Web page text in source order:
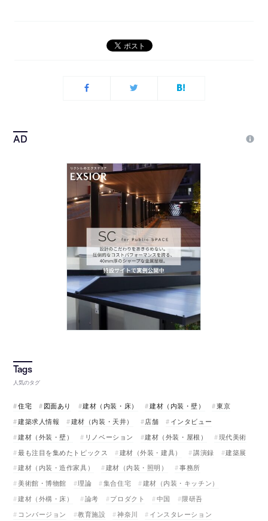
人気のタグ
住宅 図面あり 建材（内装・床） 建材（内装・壁）
東京
建築求人情報
建材（内装・天井） 店舗
インタビュー
建材（外装・壁）
リノベーション 建材（外装・屋根）
現代美術
最も注目を集めたトピックス
建材（外装・建具） 講演録
建築展
建材（内装・造作家具）
建材（内装・照明）
事務所
美術館・博物館
理論 集合住宅
建材（内装・キッチン）
建材（外構・床）
論考 プロダクト 中国
隈研吾
コンバージョン
教育施設 神奈川
インスタレーション